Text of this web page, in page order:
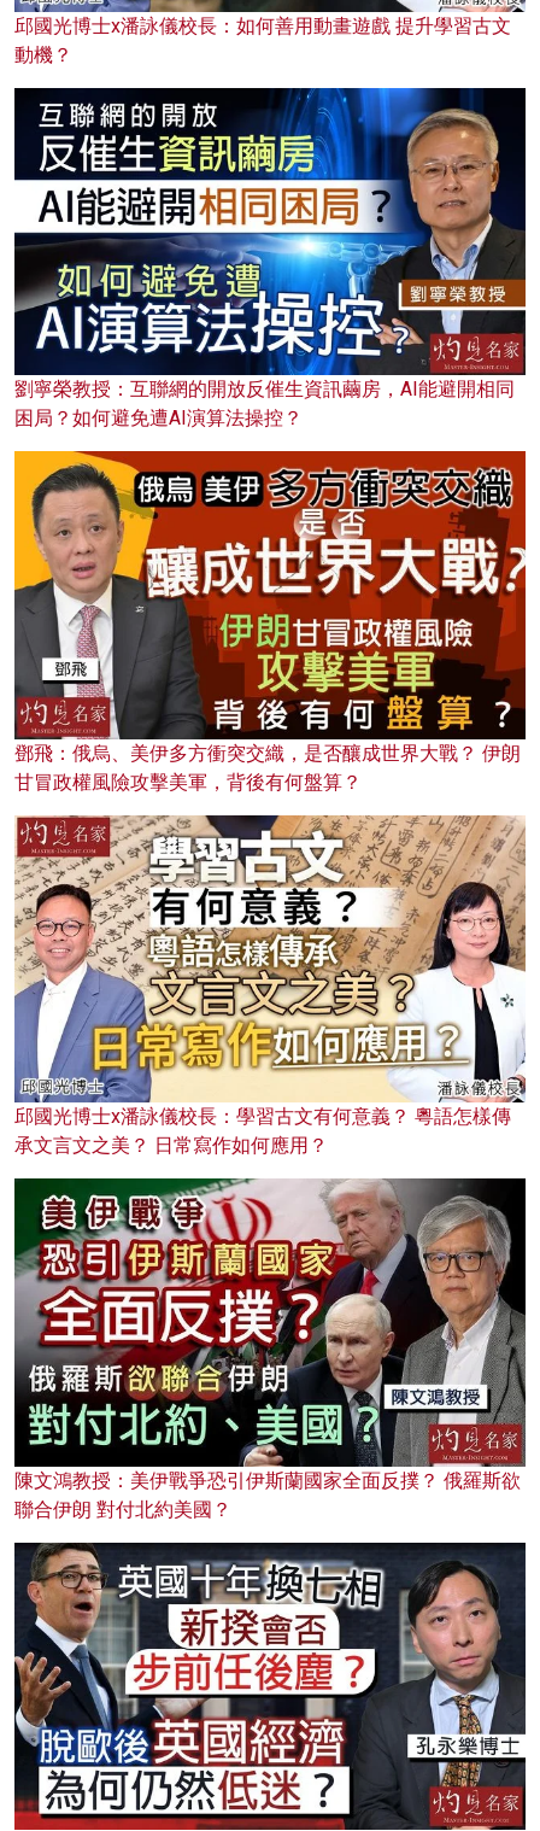
邱國光博士x潘詠儀校長：如何善用動畫遊戲 提升學習古文
動機？
劉寧榮教授：互聯網的開放反催生資訊繭房，AI能避開相同
困局？如何避免遭AI演算法操控？
鄧飛：俄烏、美伊多方衝突交織，是否釀成世界大戰？ 伊朗
甘冒政權風險攻擊美軍，背後有何盤算？
邱國光博士x潘詠儀校長：學習古文有何意義？ 粵語怎樣傳
承文言文之美？ 日常寫作如何應用？
陳文鴻教授：美伊戰爭恐引伊斯蘭國家全面反撲？ 俄羅斯欲
聯合伊朗 對付北約美國？